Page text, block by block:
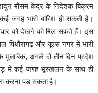
मौसम केंद्र के निदेशक बिक्रम
जगह भारी बारिश हो सकती है।
को देखने को मिल सकते हैं। इस
पिथौरागढ़ और यूएस नगर में भारी
मुताबिक, अगले दो-तीन दिन प्रदेश
में कई जगह भूस्खलन के साथ ही
करना पड़ सकता है।